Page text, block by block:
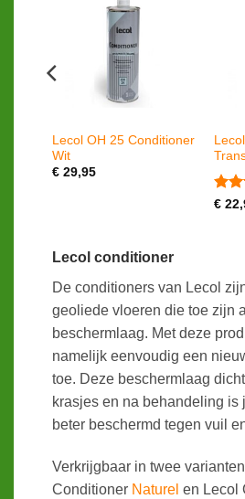
Lecol OH 25 Conditioner
Wit
€29,95
€
Lecol conditioner
De conditioners van Lecol
geoliede vloeren die toe zijn
beschermlaag. Met deze
namelijk eenvoudig een
toe. Deze beschermlaag
krasjes en na behandeling is
beter beschermd tegen vuil
Verkrijgbaar in twee
Conditioner Naturel en Lecol